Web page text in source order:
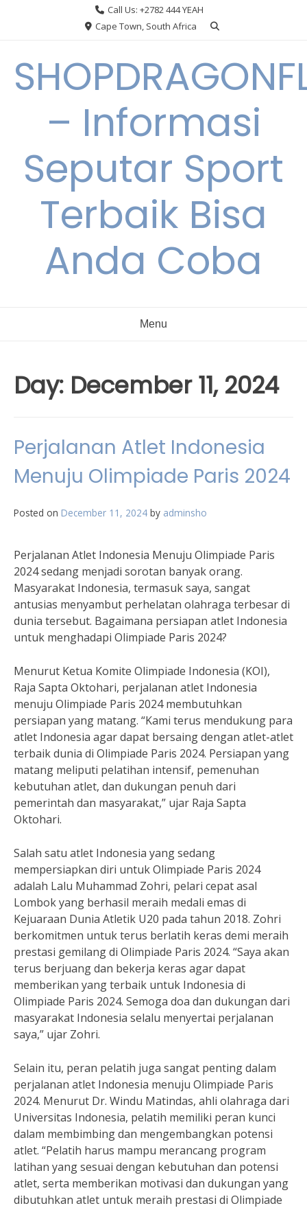
Call Us: +2782 444 YEAH
Cape Town, South Africa
– Informasi
Seputar Sport
Terbaik Bisa
Anda Coba
Menu
Day: December 11, 2024
Perjalanan Atlet Indonesia
Menuju Olimpiade Paris 2024
Posted on December 11, 2024 by adminsho
Perjalanan Atlet Indonesia Menuju Olimpiade Paris
2024 sedang menjadi sorotan banyak orang.
Masyarakat Indonesia, termasuk saya, sangat
antusias menyambut perhelatan olahraga terbesar di
dunia tersebut. Bagaimana persiapan atlet Indonesia
untuk menghadapi Olimpiade Paris 2024?
Menurut Ketua Komite Olimpiade Indonesia (KOI),
Raja Sapta Oktohari, perjalanan atlet Indonesia
menuju Olimpiade Paris 2024 membutuhkan
persiapan yang matang. “Kami terus mendukung para
atlet Indonesia agar dapat bersaing dengan atlet-atlet
terbaik dunia di Olimpiade Paris 2024. Persiapan yang
matang meliputi pelatihan intensif, pemenuhan
kebutuhan atlet, dan dukungan penuh dari
pemerintah dan masyarakat,” ujar Raja Sapta
Oktohari.
Salah satu atlet Indonesia yang sedang
mempersiapkan diri untuk Olimpiade Paris 2024
adalah Lalu Muhammad Zohri, pelari cepat asal
Lombok yang berhasil meraih medali emas di
Kejuaraan Dunia Atletik U20 pada tahun 2018. Zohri
berkomitmen untuk terus berlatih keras demi meraih
prestasi gemilang di Olimpiade Paris 2024. “Saya akan
terus berjuang dan bekerja keras agar dapat
memberikan yang terbaik untuk Indonesia di
Olimpiade Paris 2024. Semoga doa dan dukungan dari
masyarakat Indonesia selalu menyertai perjalanan
saya,” ujar Zohri.
Selain itu, peran pelatih juga sangat penting dalam
perjalanan atlet Indonesia menuju Olimpiade Paris
2024. Menurut Dr. Windu Matindas, ahli olahraga dari
Universitas Indonesia, pelatih memiliki peran kunci
dalam membimbing dan mengembangkan potensi
atlet. “Pelatih harus mampu merancang program
latihan yang sesuai dengan kebutuhan dan potensi
atlet, serta memberikan motivasi dan dukungan yang
dibutuhkan atlet untuk meraih prestasi di Olimpiade